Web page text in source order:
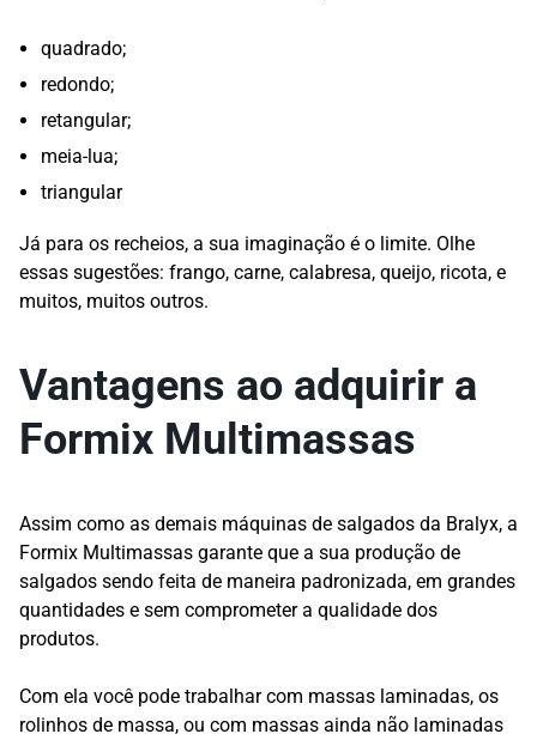
quadrado;
redondo;
retangular;
meia-lua;
triangular
Já para os recheios, a sua imaginação é o limite. Olhe
essas sugestões: frango, carne, calabresa, queijo, ricota, e
muitos, muitos outros.
Vantagens ao adquirir a
Formix Multimassas
Assim como as demais máquinas de salgados da Bralyx, a
Formix Multimassas garante que a sua produção de
salgados sendo feita de maneira padronizada, em grandes
quantidades e sem comprometer a qualidade dos
produtos.
Com ela você pode trabalhar com massas laminadas, os
rolinhos de massa, ou com massas ainda não laminadas